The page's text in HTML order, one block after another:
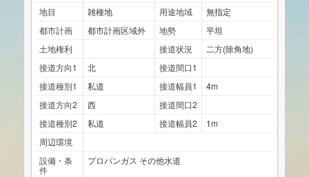
地目 雑種地 用途地域
無指定
都市計画
都市計画区域外 地勢
平坦
土地権利
接道状況
二方(除角地)
接道方向1
北
接道間口1
接道種別1
私道 接道幅員1
4m
接道方向2
西
接道間口2
接道種別2
私道 接道幅員2
1m
周辺環境
設備・条
件
プロパンガス その他水道